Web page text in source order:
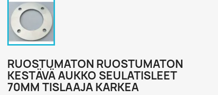
RUOSTUMATON RUOSTUMATON
KESTÄVÄ AUKKO SEULATISLEET
70MM TISLAAJA KARKEA